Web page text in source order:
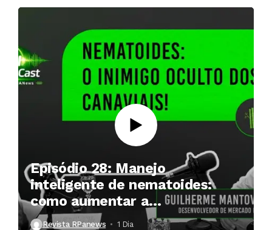
Episódio 28: Manejo
inteligente de nematoides:
como aumentar a
produtividade das soqueiras?
Revista RPanews 1 Dia ⁮